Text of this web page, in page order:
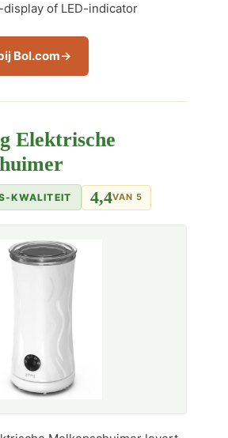
display of LED-indicator
Bol.com
Elektrische
KWALITEIT 4,4VAN 5